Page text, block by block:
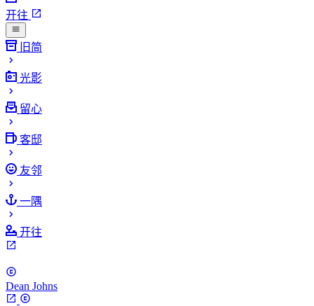
开往
旧简
光影
留心
客邸
友邻
一隅
开往
Dean Johns